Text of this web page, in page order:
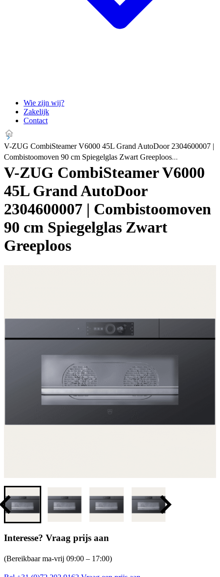
Wie zijn wij?
Zakelijk
Contact
V-ZUG CombiSteamer V6000 45L Grand AutoDoor 2304600007 |
Combistoomoven 90 cm Spiegelglas Zwart Greeploos
V-ZUG CombiSteamer V6000
45L Grand AutoDoor
2304600007 | Combistoomoven
90 cm Spiegelglas Zwart
Greeploos
Interesse? Vraag prijs aan
(Bereikbaar ma-vrij 09:00 – 17:00)